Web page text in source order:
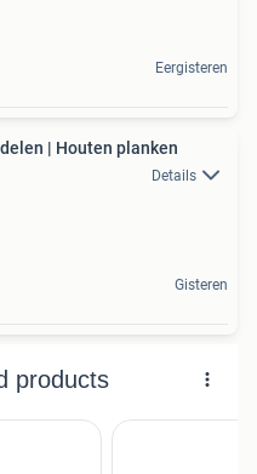
Eergisteren
| Houten planken
Details
Gisteren